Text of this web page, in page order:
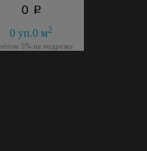
0 p
0 уп.0 м2
5% на подрезку